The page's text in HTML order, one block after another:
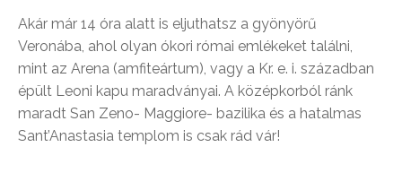
Akár már 14 óra alatt is eljuthatsz a gyönyörű
Veronába, ahol olyan ókori római emlékeket találni,
mint az Arena (amfiteártum), vagy a Kr. e. i. században
épült Leoni kapu maradványai. A középkorból ránk
maradt San Zeno- Maggiore- bazilika és a hatalmas
Sant’Anastasia templom is csak rád vár!